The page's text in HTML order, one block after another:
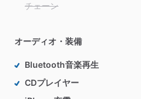
チェーン
オーディオ・装備
Bluetooth音楽再生
CDプレイヤー